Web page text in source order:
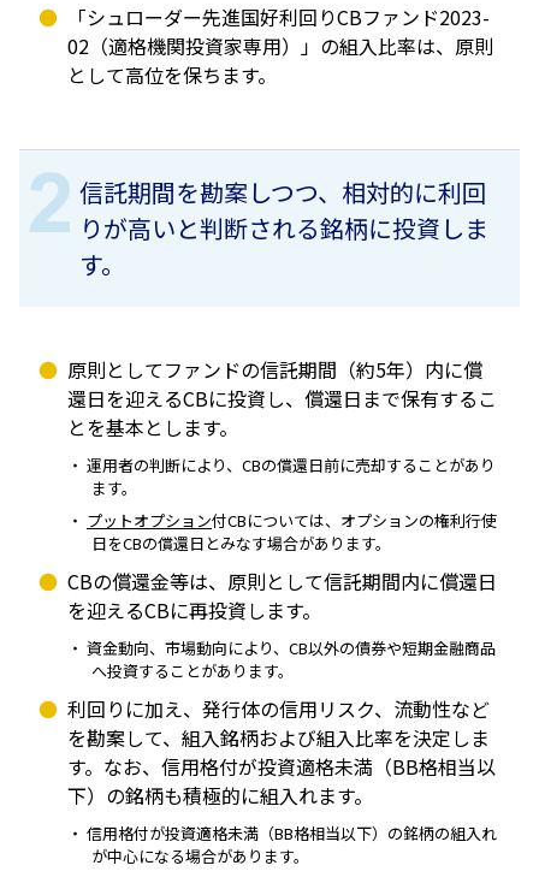
「シュローダー先進国好利回りCBファンド2023-
02（適格機関投資家専用）」の組入比率は、原則
として高位を保ちます。
信託期間を勘案しつつ、相対的に利回
りが高いと判断される銘柄に投資しま
す。
原則としてファンドの信託期間（約5年）内に償
還日を迎えるCBに投資し、償還日まで保有するこ
とを基本とします。
運用者の判断により、CBの償還日前に売却することがあり
ます。
プットオプション付CBについては、オプションの権利行使
日をCBの償還日とみなす場合があります。
CBの償還金等は、原則として信託期間内に償還日
を迎えるCBに再投資します。
資金動向、市場動向により、CB以外の債券や短期金融商品
へ投資することがあります。
利回りに加え、発行体の信用リスク、流動性など
を勘案して、組入銘柄および組入比率を決定しま
す。なお、信用格付が投資適格未満（BB格相当以
下）の銘柄も積極的に組入れます。
信用格付が投資適格未満（BB格相当以下）の銘柄の組入れ
が中心になる場合があります。